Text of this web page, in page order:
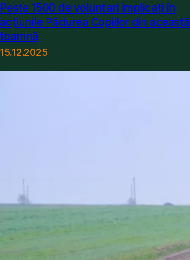
Peste 1500 de voluntari implicați în
acțiunile Pădurea Copiilor din această
toamnă
15.12.2025